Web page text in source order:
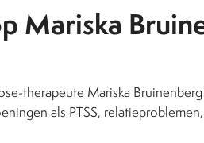
Mariska
therapeute Mariska
als PTSS,